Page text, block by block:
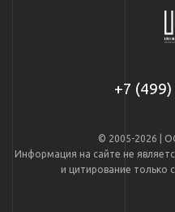
+7
© 2005-2026 |
Информация на сайте не
и цитирование только